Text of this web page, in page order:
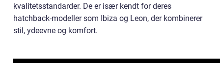
kvalitetsstandarder. De er især kendt for deres
hatchback-modeller som Ibiza og Leon, der kombinerer
stil, ydeevne og komfort.